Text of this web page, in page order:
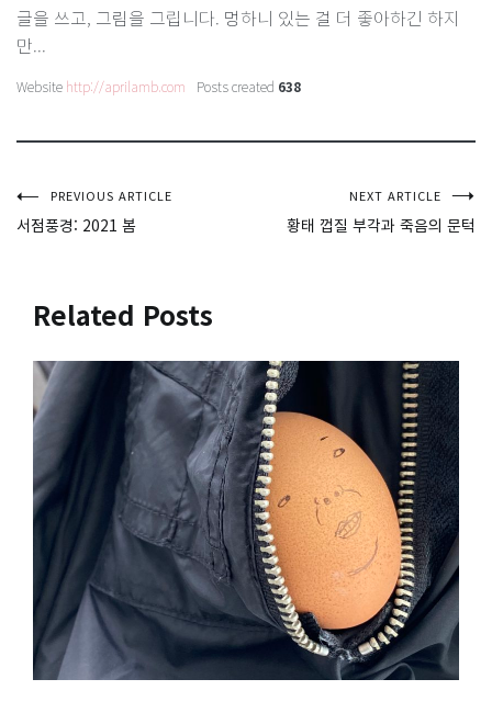
글을 쓰고, 그림을 그립니다. 멍하니 있는 걸 더 좋아하긴 하지
만...
Website http://aprilamb.com Posts created 638
글
색
PREVIOUS ARTICLE
서점풍경: 2021 봄
NEXT ARTICLE
황태 껍질 부각과 죽음의 문턱
Related Posts